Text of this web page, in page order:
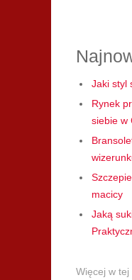
Jaki styl
Rynek
siebie w
macicy
Jaką
Więcej w tej